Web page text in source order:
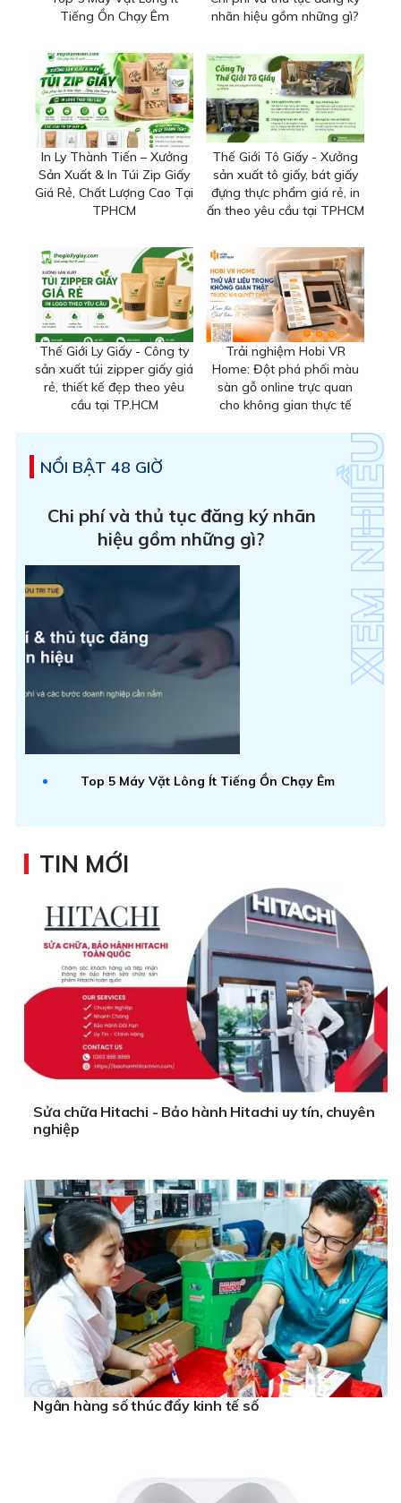
Tiếng Ồn Chạy Êm
nhãn hiệu gồm những gì?
In Ly Thành Tiến – Xưởng
Sản Xuất & In Túi Zip Giấy
Giá Rẻ, Chất Lượng Cao Tại
TPHCM
Thế Giới Tô Giấy - Xưởng
sản xuất tô giấy, bát giấy
đựng thực phẩm giá rẻ, in
ấn theo yêu cầu tại TPHCM
Thế Giới Ly Giấy - Công ty
sản xuất túi zipper giấy giá
rẻ, thiết kế đẹp theo yêu
cầu tại TP.HCM
Trải nghiệm Hobi VR
Home: Đột phá phối màu
sàn gỗ online trực quan
cho không gian thực tế
NỔI BẬT 48 GIỜ
Chi phí và thủ tục đăng ký nhãn
hiệu gồm những gì?
Top 5 Máy Vặt Lông Ít Tiếng Ồn Chạy Êm
TIN MỚI
Sửa chữa Hitachi - Bảo hành Hitachi uy tín, chuyên
nghiệp
Ngân hàng số thúc đẩy kinh tế số